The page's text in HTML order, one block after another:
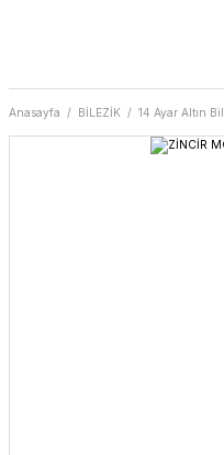
Anasayfa BİLEZİK 14 Ayar Altın